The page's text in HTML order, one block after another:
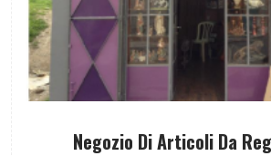
Negozio Di Articoli Da